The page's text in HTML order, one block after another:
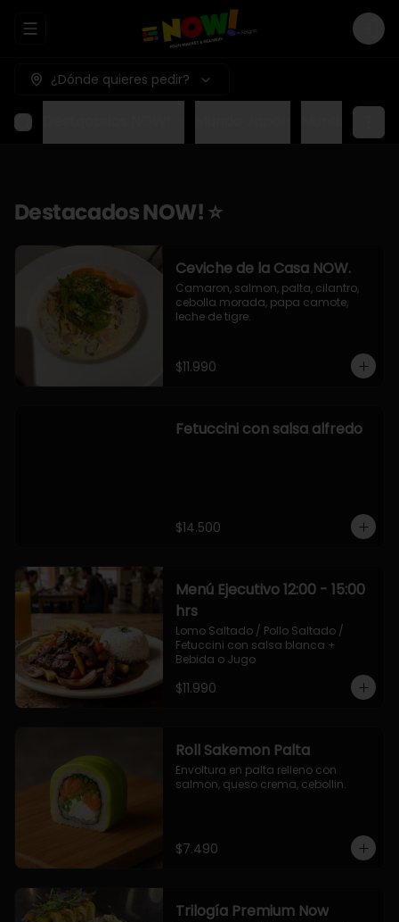
Abrir menu de navegación Login
¿Dónde quieres pedir?
Destacados NOW! ⭐
Ceviche de la Casa NOW.
Camaron, salmon, palta, cilantro,
cebolla morada, papa camote,
leche de tigre.
$11.990
Fetuccini con salsa alfredo
$14.500
Menú Ejecutivo 12:00 - 15:00
hrs
Lomo Saltado / Pollo Saltado /
Fetuccini con salsa blanca +
Bebida o Jugo
$11.990
Roll Sakemon Palta
Envoltura en palta relleno con
salmon, queso crema, cebollin.
$7.490
Trilogía Premium Now